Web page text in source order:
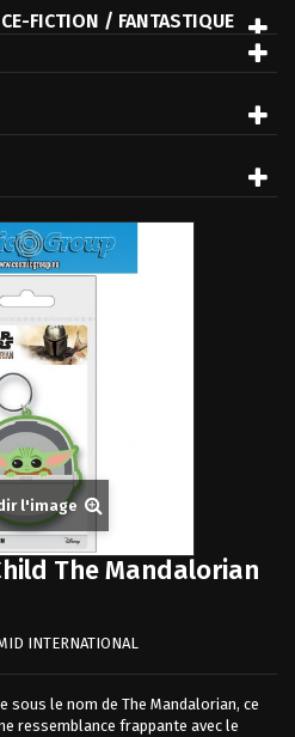
FICTION / FANTASTIQUE
l'image
The Mandalorian
INTERNATIONAL
sous le nom de The Mandalorian, ce
ressemblance frappante avec le